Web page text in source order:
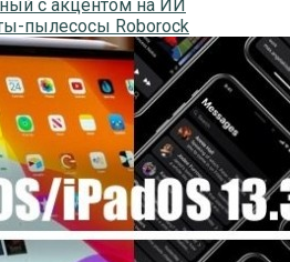
с акцентом на ИИ
пылесосы Roborock